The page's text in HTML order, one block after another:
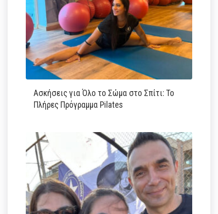
Ασκήσεις για Όλο το Σώμα στο Σπίτι: Το
Πλήρες Πρόγραμμα Pilates